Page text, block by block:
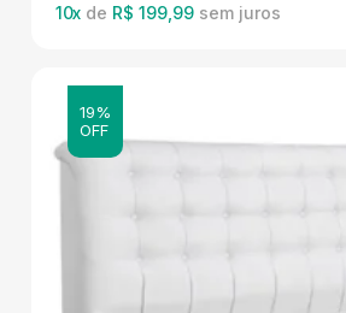
10x de R$ 199,99
19%
OFF